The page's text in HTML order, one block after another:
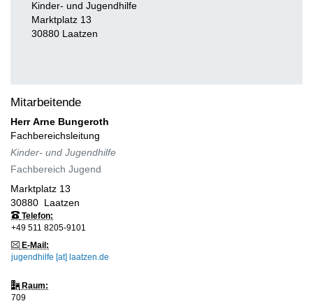
Kinder- und Jugendhilfe
Marktplatz 13
30880 Laatzen
Mitarbeitende
Herr Arne Bungeroth
Fachbereichsleitung
Kinder- und Jugendhilfe
Fachbereich Jugend
Marktplatz 13
30880
Laatzen
Telefon:
+49 511 8205-9101
E-Mail:
jugendhilfe [at] laatzen.de
Raum:
709